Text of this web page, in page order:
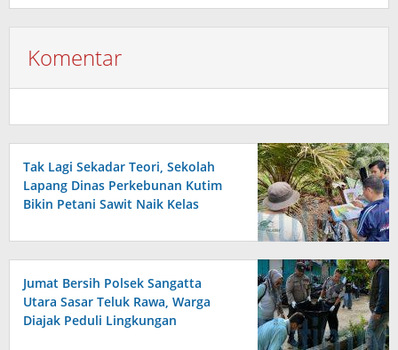
Komentar
Tak Lagi Sekadar Teori, Sekolah
Lapang Dinas Perkebunan Kutim
Bikin Petani Sawit Naik Kelas
Jumat Bersih Polsek Sangatta
Utara Sasar Teluk Rawa, Warga
Diajak Peduli Lingkungan